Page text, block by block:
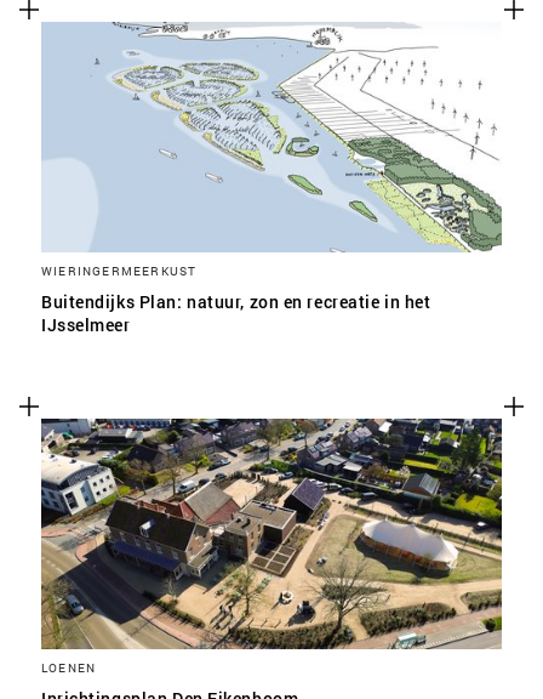
WIERINGERMEERKUST
Buitendijks Plan: natuur, zon en recreatie in het
IJsselmeer
LOENEN